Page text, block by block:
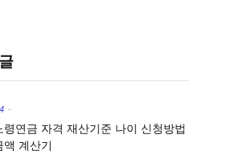
-
령연금 자격 재산기준 나이 신청방법
액 계산기